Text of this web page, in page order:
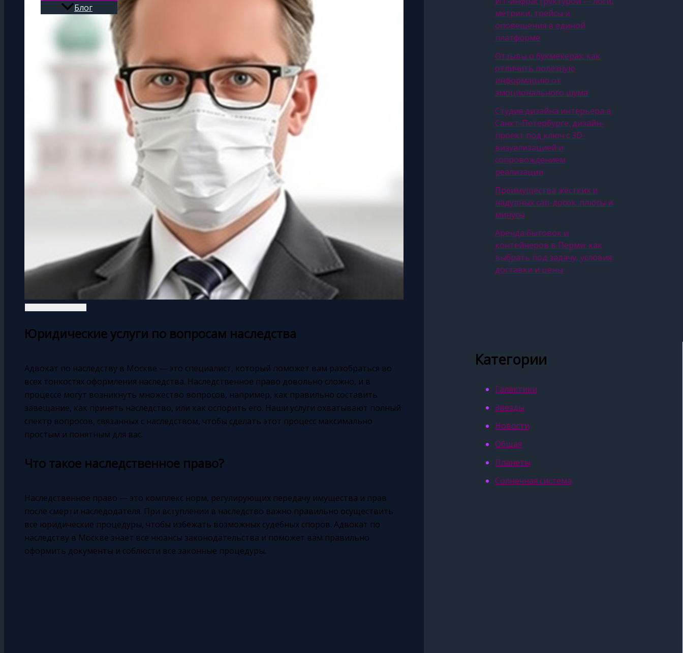
Блог
Юридические услуги по вопросам наследства
Адвокат по наследству в Москве — это специалист, который поможет вам разобраться во
всех тонкостях оформления наследства. Наследственное право довольно сложно, и в
процессе могут возникнуть множество вопросов, например, как правильно составить
завещание, как принять наследство, или как оспорить его. Наши услуги охватывают полный
спектр вопросов, связанных с наследством, чтобы сделать этот процесс максимально
простым и понятным для вас.
Что такое наследственное право?
Наследственное право — это комплекс норм, регулирующих передачу имущества и прав
после смерти наследодателя. При вступлении в наследство важно правильно осуществить
все юридические процедуры, чтобы избежать возможных судебных споров. Адвокат по
наследству в Москве знает все нюансы законодательства и поможет вам правильно
оформить документы и соблюсти все законные процедуры.
метрики, трейсы и
оповещения в единой
платформе
Отзывы о букмекерах: как
отличить полезную
информацию от
эмоционального шума
Студия дизайна интерьера в
Санкт-Петербурге: дизайн-
проект под ключ с 3D-
визуализацией и
сопровождением
реализации
Преимущества жестких и
надувных сап-досок: плюсы и
минусы
Аренда бытовок и
контейнеров в Перми: как
выбрать под задачу, условия
доставки и цены
Категории
Галактики
Звёзды
Новости
Общая
Планеты
Солнечная система